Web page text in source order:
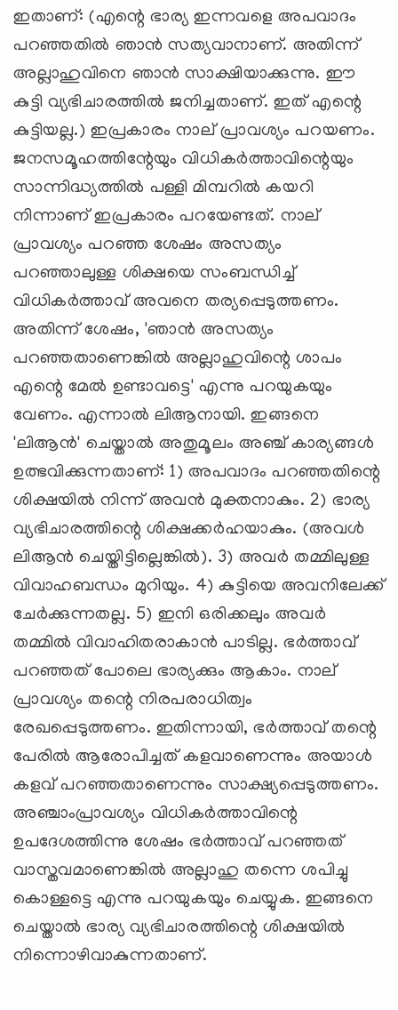
ഇതാണ്: (എന്റെ ഭാര്യ ഇന്നവളെ അപവാദം
പറഞ്ഞതില്‍ ഞാന്‍ സത്യവാനാണ്. അതിന്ന്
അല്ലാഹുവിനെ ഞാന്‍ സാക്ഷിയാക്കുന്നു. ഈ
കുട്ടി വ്യഭിചാരത്തില്‍ ജനിച്ചതാണ്. ഇത് എന്റെ
കുട്ടിയല്ല.) ഇപ്രകാരം നാല് പ്രാവശ്യം പറയണം.
ജനസമൂഹത്തിന്റേയും വിധികര്‍ത്താവിന്റെയും
സാന്നിദ്ധ്യത്തില്‍ പള്ളി മിമ്പറില്‍ കയറി
നിന്നാണ് ഇപ്രകാരം പറയേണ്ടത്. നാല്
പ്രാവശ്യം പറഞ്ഞ ശേഷം അസത്യം
പറഞ്ഞാലുള്ള ശിക്ഷയെ സംബന്ധിച്ച്
വിധികര്‍ത്താവ് അവനെ തര്യപ്പെടുത്തണം.
അതിന്ന് ശേഷം, 'ഞാന്‍ അസത്യം
പറഞ്ഞതാണെങ്കില്‍ അല്ലാഹുവിന്റെ ശാപം
എന്റെ മേല്‍ ഉണ്ടാവട്ടെ' എന്നു പറയുകയും
വേണം. എന്നാല്‍ ലിആനായി. ഇങ്ങനെ
'ലിആന്‍' ചെയ്താല്‍ അതുമൂലം അഞ്ച് കാര്യങ്ങള്‍
ഉത്ഭവിക്കുന്നതാണ്: 1) അപവാദം പറഞ്ഞതിന്റെ
ശിക്ഷയില്‍ നിന്ന് അവന്‍ മുക്തനാകും. 2) ഭാര്യ
വ്യഭിചാരത്തിന്റെ ശിക്ഷക്കര്‍ഹയാകും. (അവള്‍
ലിആന്‍ ചെയ്തിട്ടില്ലെങ്കില്‍). 3) അവര്‍ തമ്മിലുള്ള
വിവാഹബന്ധം മുറിയും. 4) കുട്ടിയെ അവനിലേക്ക്
ചേര്‍ക്കുന്നതല്ല. 5) ഇനി ഒരിക്കലും അവര്‍
തമ്മില്‍ വിവാഹിതരാകാന്‍ പാടില്ല. ഭര്‍ത്താവ്
പറഞ്ഞത് പോലെ ഭാര്യക്കും ആകാം. നാല്
പ്രാവശ്യം തന്റെ നിരപരാധിത്വം
രേഖപ്പെടുത്തണം. ഇതിന്നായി, ഭര്‍ത്താവ് തന്റെ
പേരില്‍ ആരോപിച്ചത് കളവാണെന്നും അയാള്‍
കളവ് പറഞ്ഞതാണെന്നും സാക്ഷ്യപ്പെടുത്തണം.
അഞ്ചാംപ്രാവശ്യം വിധികര്‍ത്താവിന്റെ
ഉപദേശത്തിന്നു ശേഷം ഭര്‍ത്താവ് പറഞ്ഞത്
വാസ്തവമാണെങ്കില്‍ അല്ലാഹു തന്നെ ശപിച്ചു
കൊള്ളട്ടെ എന്നു പറയുകയും ചെയ്യുക. ഇങ്ങനെ
ചെയ്താല്‍ ഭാര്യ വ്യഭിചാരത്തിന്റെ ശിക്ഷയില്‍
നിന്നൊഴിവാകുന്നതാണ്.